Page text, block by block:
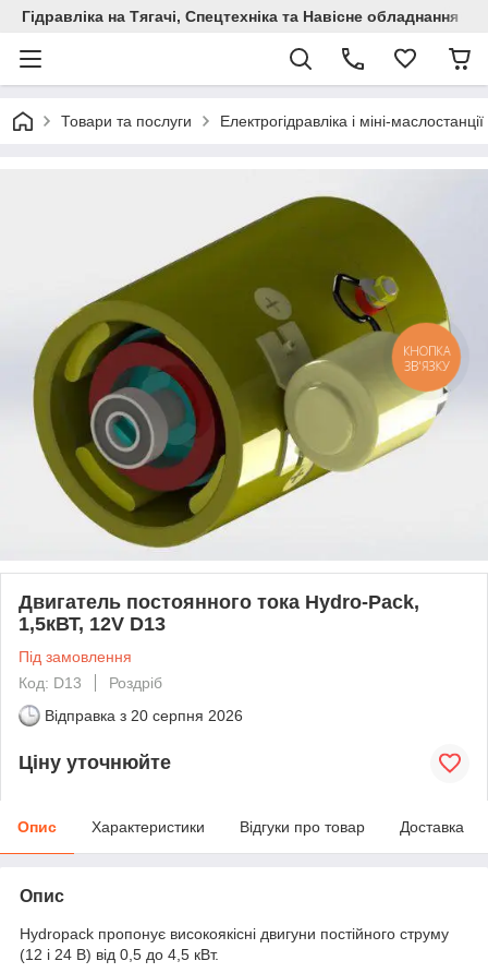
Гідравліка на Тягачі, Спецтехніка та Навісне обладнання
Товари та послуги Електрогідравліка і міні-маслостанції
Двигатель постоянного тока Hydro-Pack,
1,5кВТ, 12V D13
Під замовлення
Код: D13
Роздріб
Відправка з 20 серпня 2026
Ціну уточнюйте
Опис Характеристики Відгуки про товар Доставка
Опис
Hydropack пропонує високоякісні двигуни постійного струму
(12 і 24 В) від 0,5 до 4,5 кВт.
КНОПКА
ЗВ'ЯЗКУ